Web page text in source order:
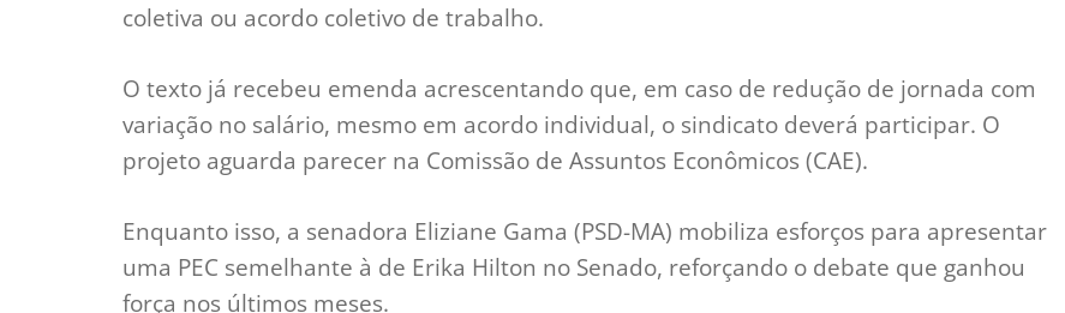
coletiva ou acordo coletivo de trabalho.
O texto já recebeu emenda acrescentando que, em caso de redução de jornada com
variação no salário, mesmo em acordo individual, o sindicato deverá participar. O
projeto aguarda parecer na Comissão de Assuntos Econômicos (CAE).
Enquanto isso, a senadora Eliziane Gama (PSD-MA) mobiliza esforços para apresentar
uma PEC semelhante à de Erika Hilton no Senado, reforçando o debate que ganhou
força nos últimos meses.